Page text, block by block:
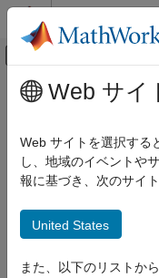
コンテンツへスキップ
オフキャン
リソース
ステータス
メインコンテンツ
Web サイ
Web サイトを選択する
し、地域のイベントや
報に基づき、次のサイ
United States
また、以下のリストか